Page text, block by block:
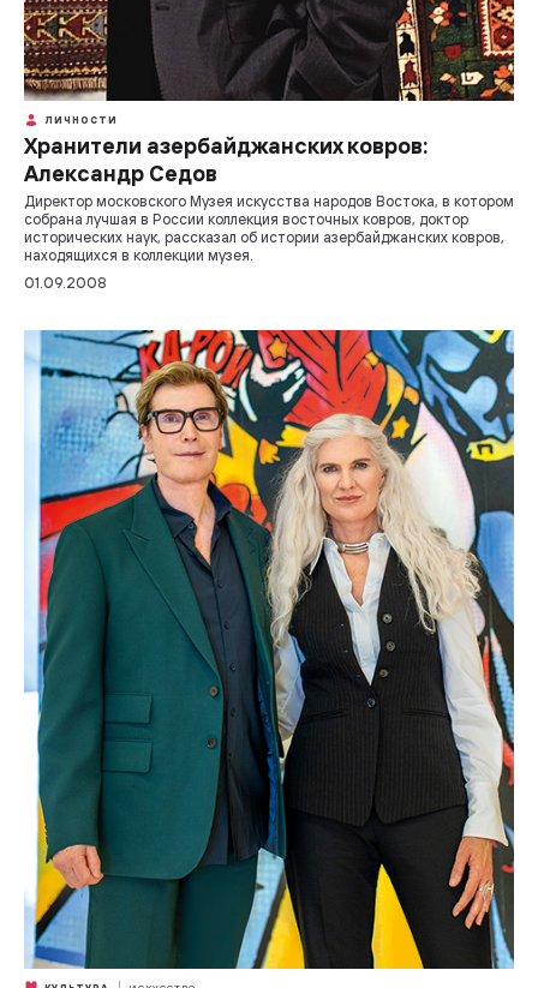
ЛИЧНОСТИ
Хранители азербайджанских ковров:
Александр Седов
Директор московского Музея искусства народов Востока, в котором
собрана лучшая в России коллекция восточных ковров, доктор
исторических наук, рассказал об истории азербайджанских ковров,
находящихся в коллекции музея.
01.09.2008